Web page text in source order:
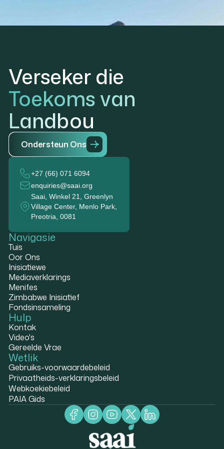
Verseker die
Toekoms van
Landbou
Ondersteun Ons
+27 (66) 071 6094
enquiries@saai.org
Saai, Winkel 21, Greenlyn
Village Center, Menlo Park,
Preotria, 0081
Navigasie
Tuis
Oor Ons
Inisiatiewe
Mediaverklarings
Menifes
Zimbabwe Inisiatief
Fondsinsameling
Hulp
Kontak
Video's
Gereelde Vrae
Wetlik
Gebruiks-voorwaardebeleid
Privaatheids-verklaringsbeleid
Webkoekiebeleid
PAIA Gids